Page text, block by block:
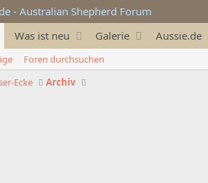
Was ist neu Galerie Aussie.de
Foren durchsuchen
Ecke Archiv